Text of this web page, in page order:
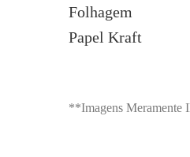
Folhagem
Papel Kraft
**Imagens Meramente